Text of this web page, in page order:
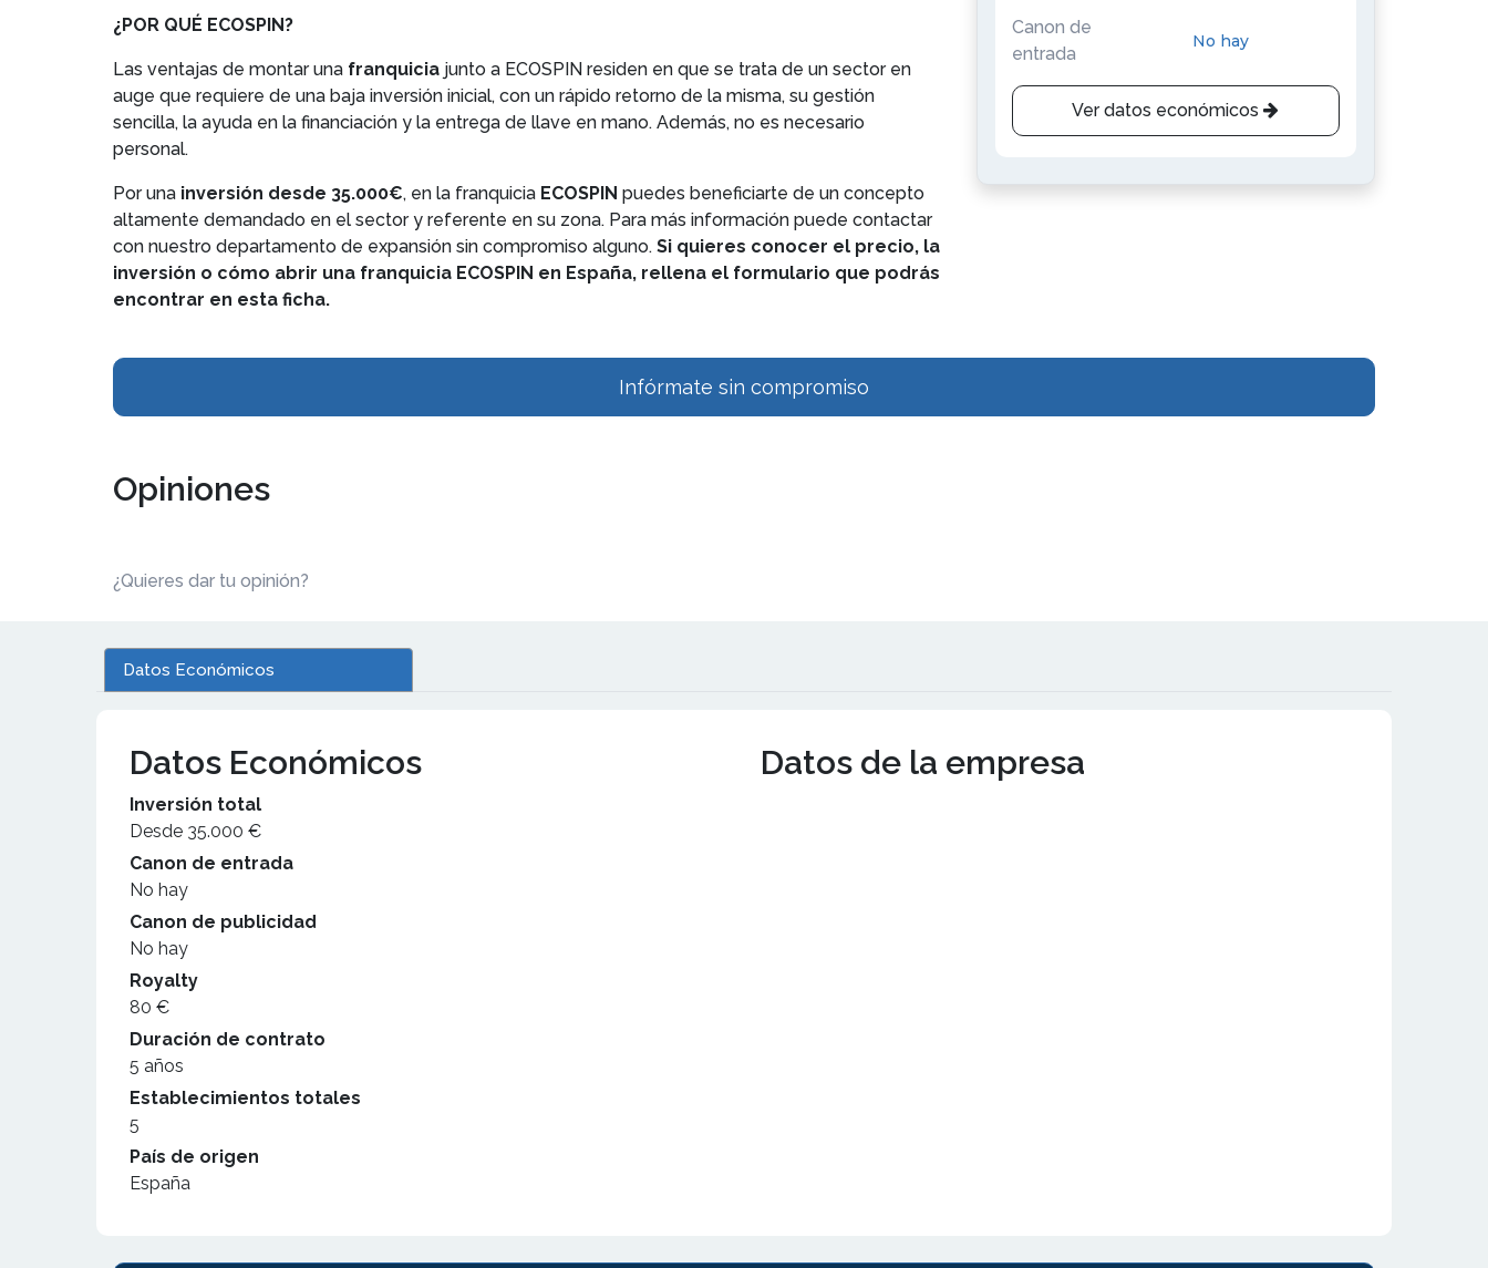
¿POR QUÉ ECOSPIN?
Las ventajas de montar una franquicia junto a ECOSPIN residen en que se trata de un sector en
auge que requiere de una baja inversión inicial, con un rápido retorno de la misma, su gestión
sencilla, la ayuda en la financiación y la entrega de llave en mano. Además, no es necesario
personal.
Por una inversión desde 35.000€, en la franquicia ECOSPIN puedes beneficiarte de un concepto
altamente demandado en el sector y referente en su zona. Para más información puede contactar
con nuestro departamento de expansión sin compromiso alguno. Si quieres conocer el precio, la
inversión o cómo abrir una franquicia ECOSPIN en España, rellena el formulario que podrás
encontrar en esta ficha.
Canon de
entrada
No hay
Ver datos económicos
Infórmate sin compromiso
Opiniones
¿Quieres dar tu opinión?
Datos Económicos
Datos Económicos
Inversión total
Desde 35.000 €
Canon de entrada
No hay
Canon de publicidad
No hay
Royalty
80 €
Duración de contrato
5 años
Establecimientos totales
5
País de origen
España
Datos de la empresa